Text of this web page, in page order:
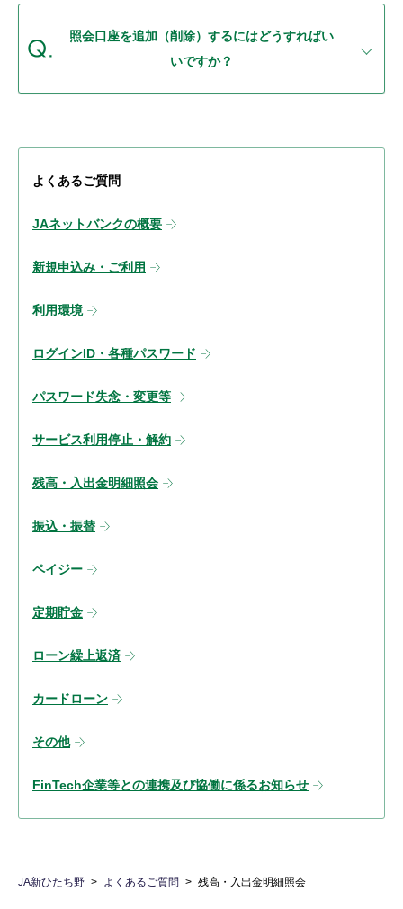
照会口座を追加（削除）するにはどうすればい
いですか？
よくあるご質問
JAネットバンクの概要
新規申込み・ご利用
利用環境
ログインID・各種パスワード
パスワード失念・変更等
サービス利用停止・解約
残高・入出金明細照会
振込・振替
ペイジー
定期貯金
ローン繰上返済
カードローン
その他
FinTech企業等との連携及び協働に係るお知らせ
JA新ひたち野 よくあるご質問 残高・入出金明細照会